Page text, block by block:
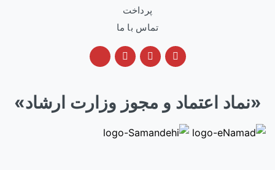
پرداخت
تماس با ما
«نماد اعتماد و مجوز وزارت ارشاد»